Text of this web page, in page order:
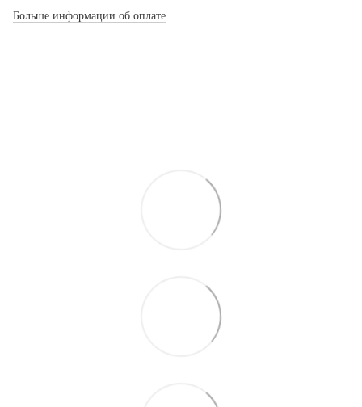
Больше информации об оплате